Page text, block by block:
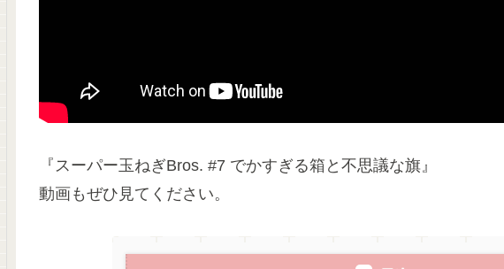
『スーパー玉ねぎBros. #7 でかすぎる箱と不思議な旗』
動画もぜひ見てください。